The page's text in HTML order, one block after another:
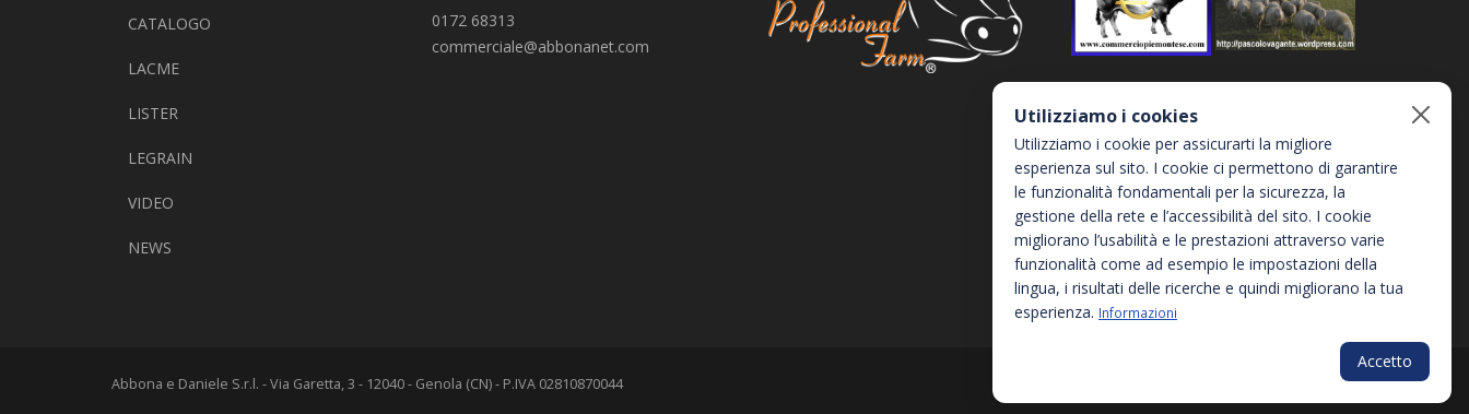
CATALOGO
LACME
LISTER
LEGRAIN
VIDEO
NEWS
0172 68313
commerciale@abbonanet.com
Abbona e Daniele S.r.l. - Via Garetta, 3 - 12040 - Genola (CN) - P.IVA 02810870044 Accessibilità
Utilizziamo i cookies
Utilizziamo i cookie per assicurarti la migliore
esperienza sul sito. I cookie ci permettono di garantire
le funzionalità fondamentali per la sicurezza, la
gestione della rete e l’accessibilità del sito. I cookie
migliorano l’usabilità e le prestazioni attraverso varie
funzionalità come ad esempio le impostazioni della
lingua, i risultati delle ricerche e quindi migliorano la tua
esperienza. Informazioni
Accetto